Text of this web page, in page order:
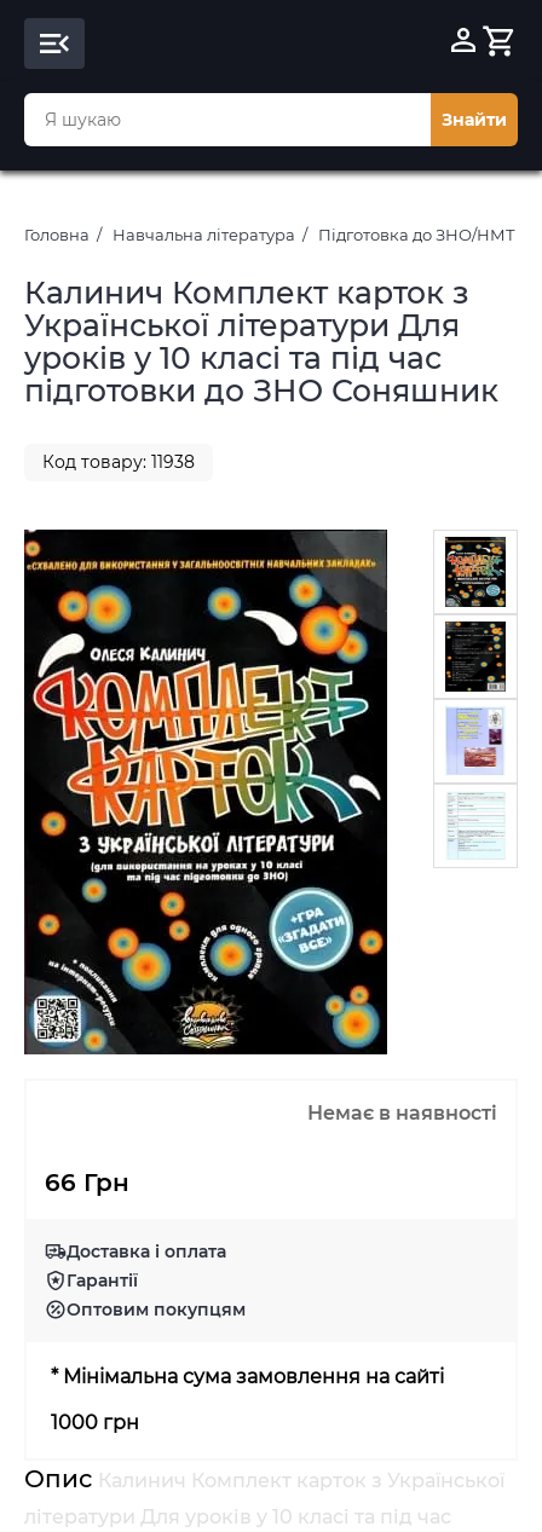
Знайти
Головна Навчальна література Підготовка до ЗНО/НМТ
Калинич Комплект карток з
Української літератури Для
уроків у 10 класі та під час
підготовки до ЗНО Соняшник
Код товару: 11938
Немає в наявності
66 Грн
Доставка і оплата
Гарантії
Оптовим покупцям
* Мінімальна сума замовлення на сайті
1000 грн
Опис Калинич Комплект карток з Української
літератури Для уроків у 10 класі та під час